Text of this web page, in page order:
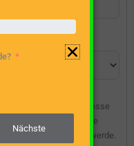
E-Mail-Adresse
damit ich über diese
kontaktiert werde.
Nächste